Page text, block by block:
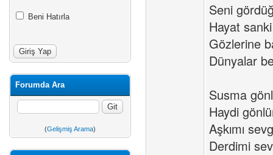
Beni Hatırla
Forumda Ara
(Gelişmiş Arama)
Seni
Hayat
Gözlerine
Dünyalar
Susma
Haydi
Aşkımı
Derdimi